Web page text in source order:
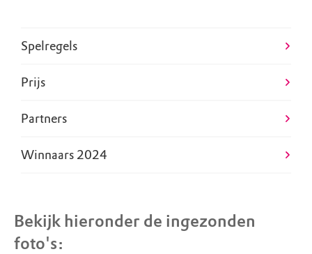
Spelregels
Prijs
Partners
Winnaars 2024
Bekijk hieronder de ingezonden
foto's: